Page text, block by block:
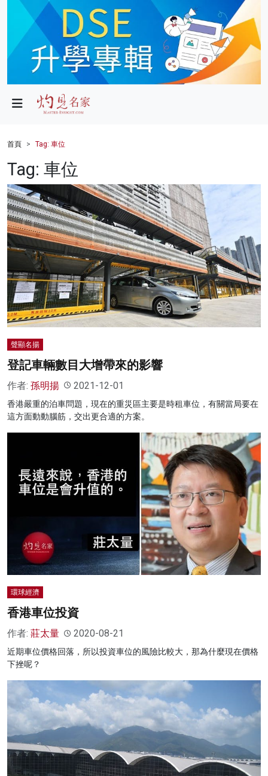
政局
財經
健康
商業
科技
影片
名家榜
灼見活動
首頁 Tag: 車位
Tag: 車位
聲顯名揚
登記車輛數目大增帶來的影響
作者: 孫明揚 2021-12-01
香港嚴重的泊車問題，現在的重災區主要是時租車位，有關當局要在
這方面動動腦筋，交出更合適的方案。
環球經濟
香港車位投資
作者: 莊太量 2020-08-21
近期車位價格回落，所以投資車位的風險比較大，那為什麼現在價格
下挫呢？